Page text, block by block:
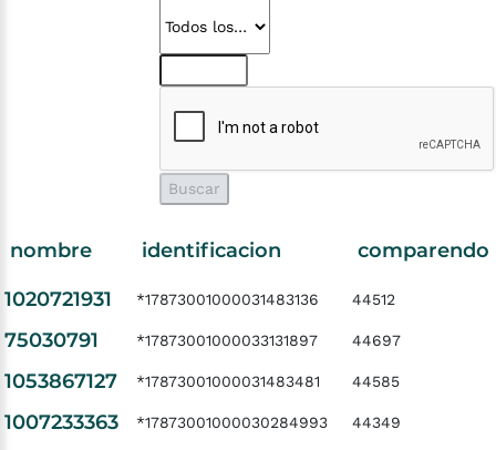
nombre identificacion
comparendo
1020721931
*17873001000031483136 44512
75030791 *17873001000033131897 44697
1053867127 *17873001000031483481 44585
1007233363 *17873001000030284993 44349